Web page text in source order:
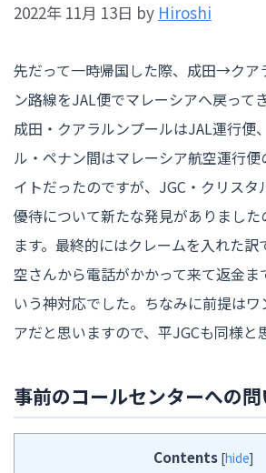
2022年 11月 13日 by Hiroshi
先だって一時帰国した際、成田→ク
ン路線をJAL便でマレーシアへ戻って
成田・クアラルンプールはJAL運行便
ル・ペナン間はマレーシア航空運行
イトだったのですが、JGC・クリス
優待について新たな発見がありました
ます。最終的にはクレームを入れた
空さんから電話がかかって来て返金ま
いう神対応でした。ちなみに前提は
アだと思いますので、平JGCも同様と
事前のコールセンターへの
Contents [hide]